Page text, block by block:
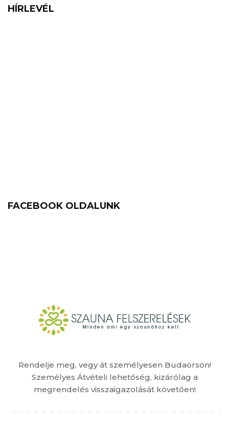
Rendelje meg, vegy át személyesen Budaörsön!
Személyes Átvételi lehetőség, kizárólag a
megrendelés visszaigazolását követően!
HÍRLEVÉL
FACEBOOK OLDALUNK